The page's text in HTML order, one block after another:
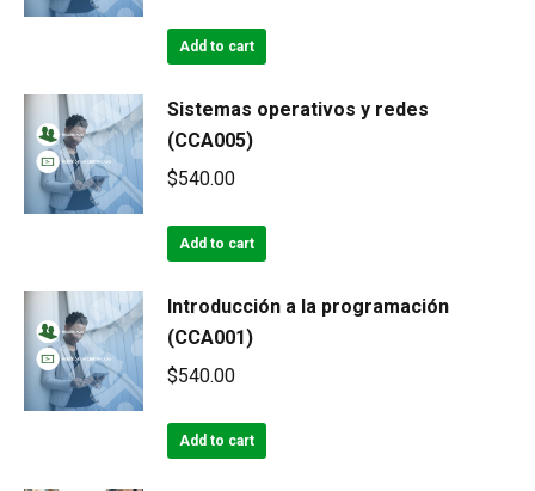
Add to cart
Sistemas operativos y redes
(CCA005)
$540.00
Add to cart
Introducción a la programación
(CCA001)
$540.00
Add to cart